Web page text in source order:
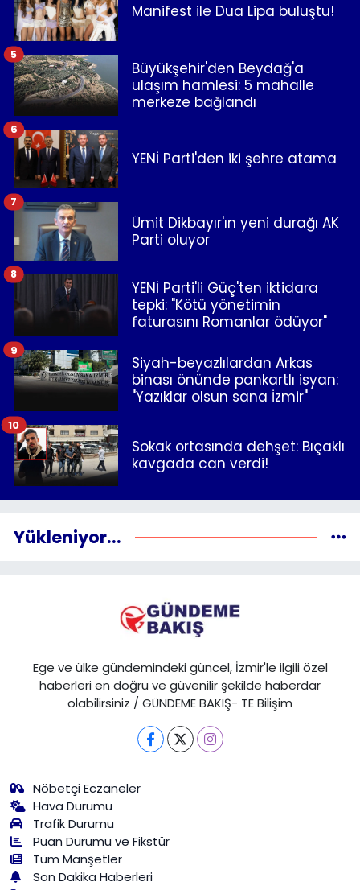
Manifest ile Dua Lipa buluştu!
Büyükşehir'den Beydağ'a
ulaşım hamlesi: 5 mahalle
merkeze bağlandı
5
YENİ Parti'den iki şehre atama
6
Ümit Dikbayır'ın yeni durağı AK
Parti oluyor
7
YENİ Parti'li Güç'ten iktidara
tepki: "Kötü yönetimin
faturasını Romanlar ödüyor"
8
Siyah-beyazlılardan Arkas
binası önünde pankartlı isyan:
"Yazıklar olsun sana İzmir"
9
Sokak ortasında dehşet: Bıçaklı
kavgada can verdi!
10
Yükleniyor...
Ege ve ülke gündemindeki güncel, İzmir'le ilgili özel
haberleri en doğru ve güvenilir şekilde haberdar
olabilirsiniz / GÜNDEME BAKIŞ- TE Bilişim
Nöbetçi Eczaneler
Hava Durumu
Trafik Durumu
Puan Durumu ve Fikstür
Tüm Manşetler
Son Dakika Haberleri